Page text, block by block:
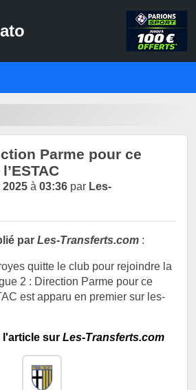
Parme pour ce
à 03:36 par Les-
par Les-Transferts.com :
quitte le club pour rejoindre la
2 : Direction Parme pour ce
est apparu en premier sur les-
l'article sur Les-Transferts.com